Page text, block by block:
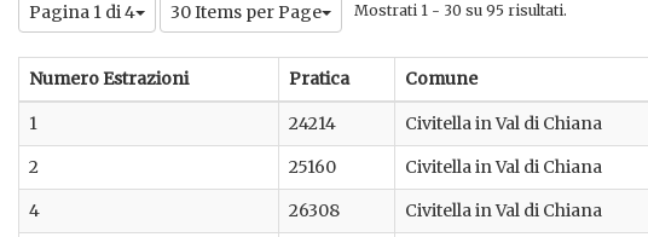
Pagina 1 di 4 30 Items per Page Mostrati 1 - 30 su 95 risultati.
Numero Estrazioni Pratica Comune
1 24214 Civitella in Val di Chiana
2
25160 Civitella in Val di Chiana
4
26308 Civitella in Val di Chiana